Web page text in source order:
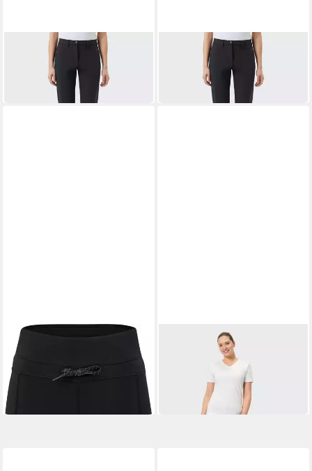
HOT SPORTSWEAR
Funktionshose Denali
L_Pants black
104,90 €
HOT SPORTSWEAR
Funktionshose Denali
L_Pants black
HOT SPORTSWEAR
Outdoorhose Soomaa warm
L_Tights BLACK
ab 71,99 € 79,99 €
HOT SPORTSWEAR
Funktionshose Sierre
L_Pants graphite